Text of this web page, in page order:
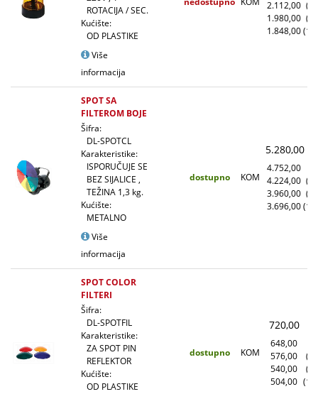
ROTACIJA / SEC.
Kućište:
OD PLASTIKE
Više
informacija
2.112,00
1.980,00
1.848,00
SPOT SA
FILTEROM BOJE
Šifra:
DL-SPOTCL
Karakteristike:
ISPORUČUJE SE
BEZ SIJALICE ,
TEŽINA 1,3 kg.
Kućište:
METALNO
Više
informacija
dostupno KOM
5.280,00
4.752,00
4.224,00
3.960,00
3.696,00
SPOT COLOR
FILTERI
Šifra:
DL-SPOTFIL
Karakteristike:
ZA SPOT PIN
REFLEKTOR
Kućište:
OD PLASTIKE
dostupno KOM
720,00
648,00
576,00
540,00
504,00